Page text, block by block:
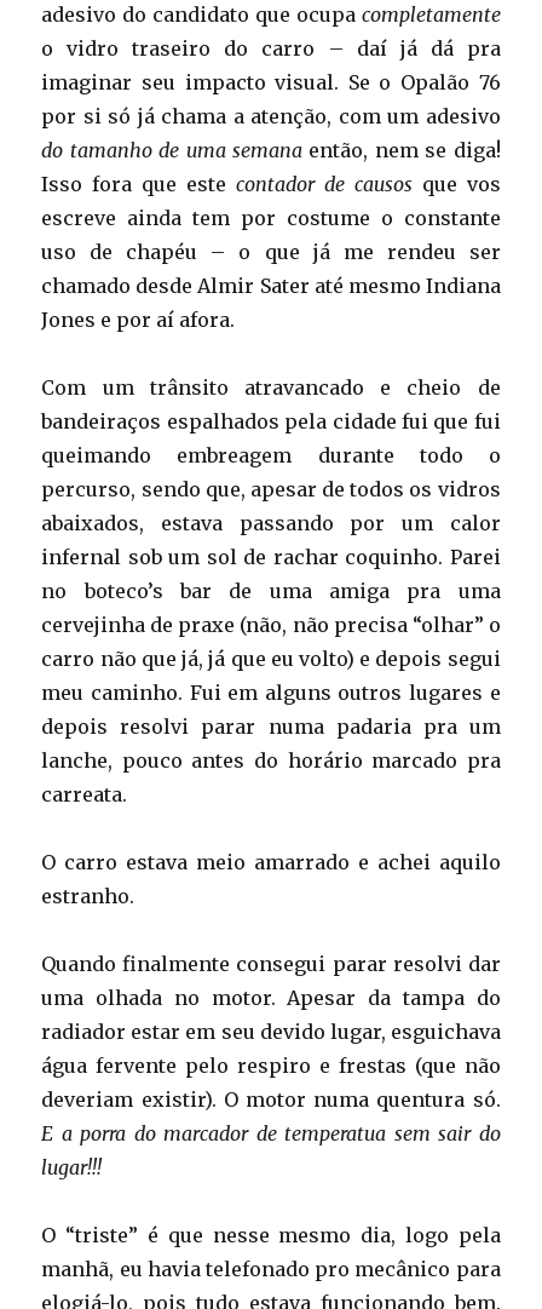
adesivo do candidato que ocupa completamente
o vidro traseiro do carro – daí já dá pra
imaginar seu impacto visual. Se o Opalão 76
por si só já chama a atenção, com um adesivo
do tamanho de uma semana então, nem se diga!
Isso fora que este contador de causos que vos
escreve ainda tem por costume o constante
uso de chapéu – o que já me rendeu ser
chamado desde Almir Sater até mesmo Indiana
Jones e por aí afora.
Com um trânsito atravancado e cheio de
bandeiraços espalhados pela cidade fui que fui
queimando embreagem durante todo o
percurso, sendo que, apesar de todos os vidros
abaixados, estava passando por um calor
infernal sob um sol de rachar coquinho. Parei
no boteco’s bar de uma amiga pra uma
cervejinha de praxe (não, não precisa “olhar” o
carro não que já, já que eu volto) e depois segui
meu caminho. Fui em alguns outros lugares e
depois resolvi parar numa padaria pra um
lanche, pouco antes do horário marcado pra
carreata.
O carro estava meio amarrado e achei aquilo
estranho.
Quando finalmente consegui parar resolvi dar
uma olhada no motor. Apesar da tampa do
radiador estar em seu devido lugar, esguichava
água fervente pelo respiro e frestas (que não
deveriam existir). O motor numa quentura só.
E a porra do marcador de temperatua sem sair do
lugar!!!
O “triste” é que nesse mesmo dia, logo pela
manhã, eu havia telefonado pro mecânico para
elogiá-lo, pois tudo estava funcionando bem.